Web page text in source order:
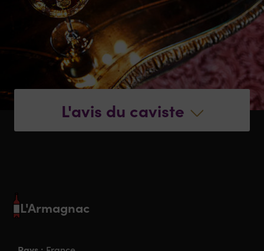
L'avis du caviste
L'Armagnac